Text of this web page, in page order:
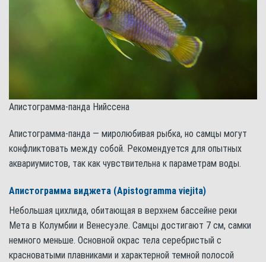
Апистограмма-панда Нийссена
Апистограмма-панда — миролюбивая рыбка, но самцы могут
конфликтовать между собой. Рекомендуется для опытных
аквариумистов, так как чувствительна к параметрам воды.
Апистограмма виджета (Apistogramma viejita)
Небольшая цихлида, обитающая в верхнем бассейне реки
Мета в Колумбии и Венесуэле. Самцы достигают 7 см, самки
немного меньше. Основной окрас тела серебристый с
красноватыми плавниками и характерной темной полосой